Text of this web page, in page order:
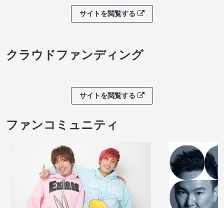
サイトを閲覧する
クラウドファンディング
サイトを閲覧する
ファンコミュニティ